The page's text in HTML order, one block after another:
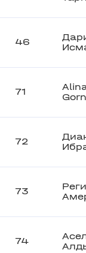
46
71
72
73
74